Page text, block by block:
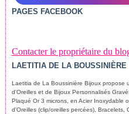
PAGES FACEBOOK
Contacter le propriétaire du
LAETITIA DE LA BOUSSINIÈRE
Laetitia de La Boussinière Bijoux propose
d'Oreilles et de Bijoux Personnalisés
Plaqué Or 3 microns, en Acier Inoxydable
d'Oreilles (clip/oreilles percées), Bracelets,